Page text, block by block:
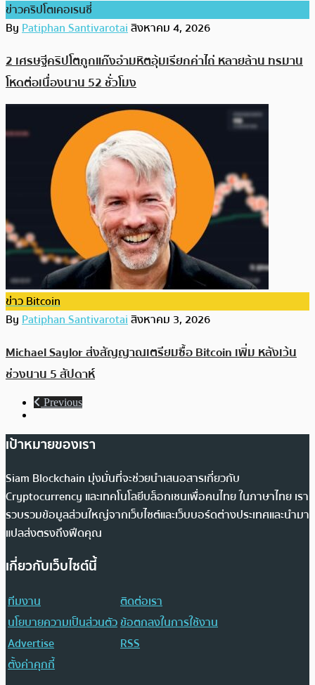
ข่าวคริปโตเคอเรนซี่
ByPatiphan Santivarotaiสิงหาคม 4, 2026
2 เศรษฐีคริปโตถูกแก๊งอำมหิตอุ้มเรียกค่าไถ่ หลายล้าน ทรมาน
โหดต่อเนื่องนาน 52 ชั่วโมง
ข่าว Bitcoin
ByPatiphan Santivarotaiสิงหาคม 3, 2026
Michael Saylor ส่งสัญญาณเตรียมซื้อ Bitcoin เพิ่ม หลังเว้น
ช่วงนาน 5 สัปดาห์
Previous
เป้าหมายของเรา
Siam Blockchain มุ่งมั่นที่จะช่วยนำเสนอสารเกี่ยวกับ
Cryptocurrency และเทคโนโลยีบล็อกเชนเพื่อคนไทย ในภาษาไทย เรา
รวบรวมข้อมูลส่วนใหญ่จากเว็บไซต์และเว็บบอร์ดต่างประเทศและนำมา
แปลส่งตรงถึงฟีดคุณ
เกี่ยวกับเว็บไซต์นี้
ทีมงาน
ติดต่อเรา
นโยบายความเป็นส่วนตัวข้อตกลงในการใช้งาน
Advertise
RSS
ตั้งค่าคุกกี้